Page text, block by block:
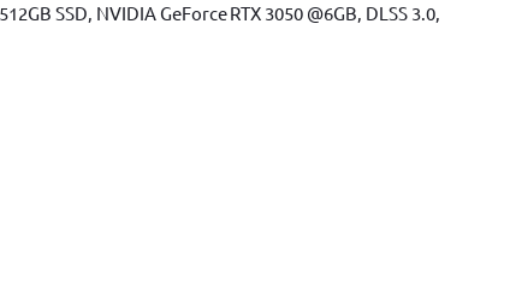
SSD, NVIDIA GeForce RTX 3050 @6GB, DLSS 3.0,